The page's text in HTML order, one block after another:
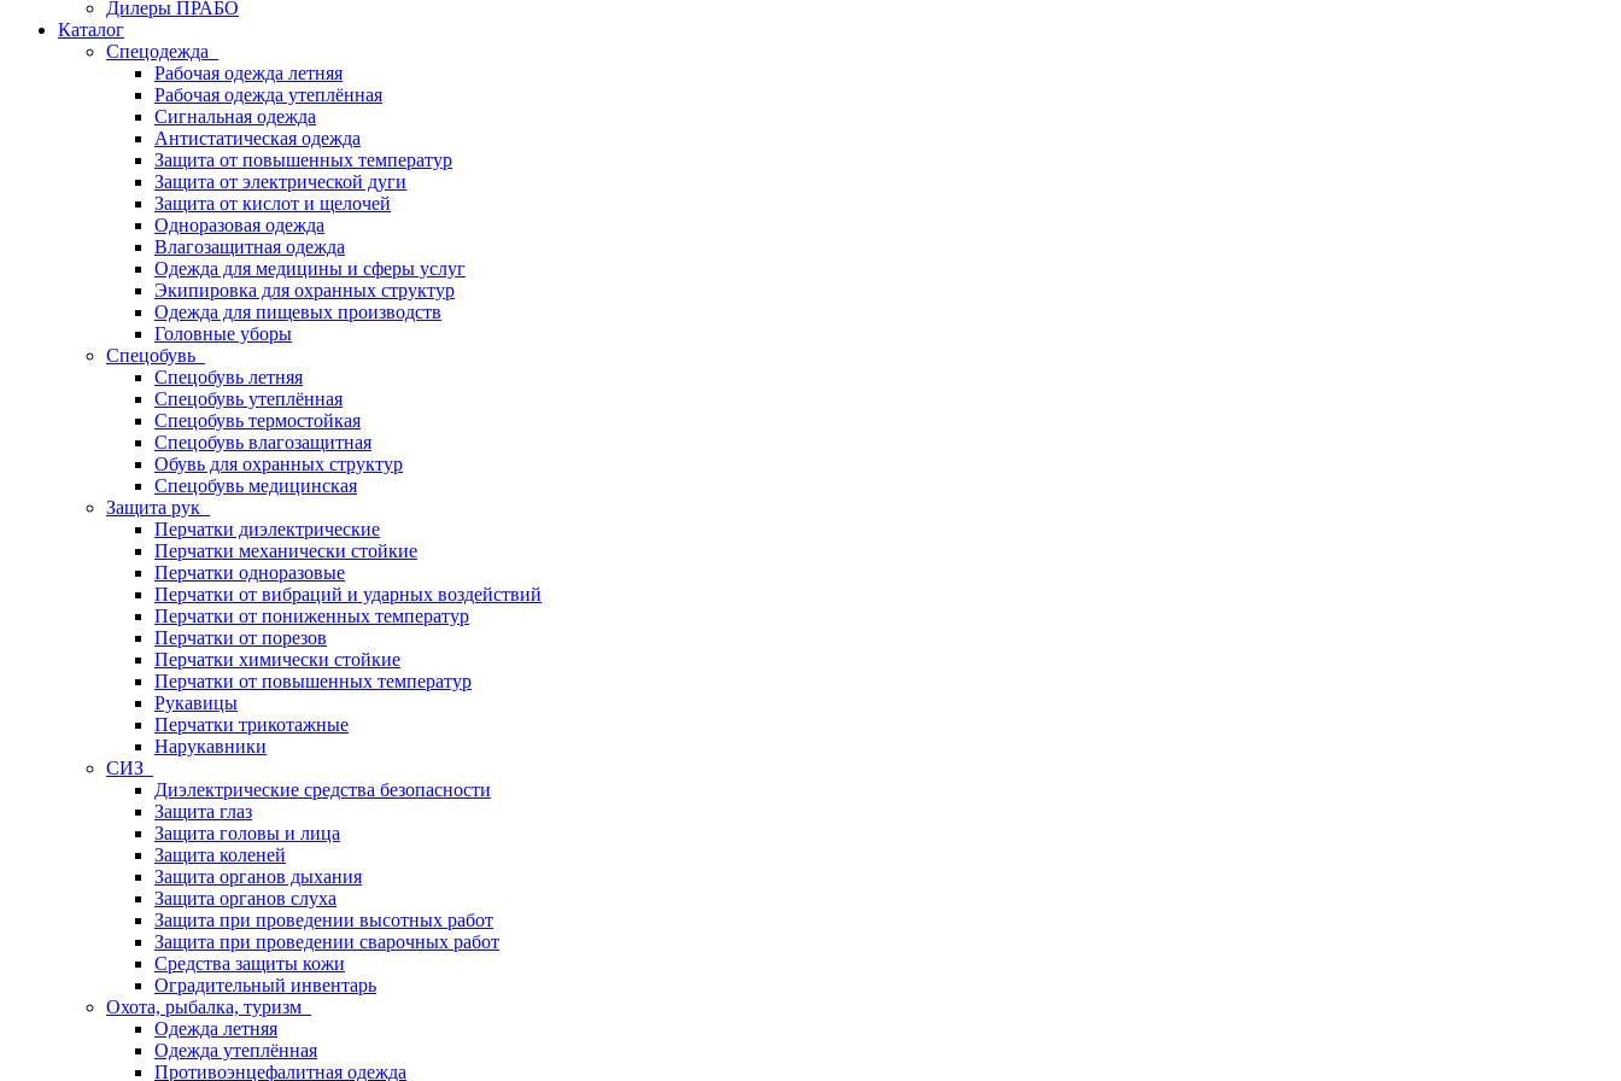
Дилеры ПРАБО
Каталог
Спецодежда
Рабочая одежда летняя
Рабочая одежда утеплённая
Сигнальная одежда
Антистатическая одежда
Защита от повышенных температур
Защита от электрической дуги
Защита от кислот и щелочей
Одноразовая одежда
Влагозащитная одежда
Одежда для медицины и сферы услуг
Экипировка для охранных структур
Одежда для пищевых производств
Головные уборы
Спецобувь
Спецобувь летняя
Спецобувь утеплённая
Спецобувь термостойкая
Спецобувь влагозащитная
Обувь для охранных структур
Спецобувь медицинская
Защита рук
Перчатки диэлектрические
Перчатки механически стойкие
Перчатки одноразовые
Перчатки от вибраций и ударных воздействий
Перчатки от пониженных температур
Перчатки от порезов
Перчатки химически стойкие
Перчатки от повышенных температур
Рукавицы
Перчатки трикотажные
Нарукавники
СИЗ
Диэлектрические средства безопасности
Защита глаз
Защита головы и лица
Защита коленей
Защита органов дыхания
Защита органов слуха
Защита при проведении высотных работ
Защита при проведении сварочных работ
Средства защиты кожи
Оградительный инвентарь
Охота, рыбалка, туризм
Одежда летняя
Одежда утеплённая
Противоэнцефалитная одежда